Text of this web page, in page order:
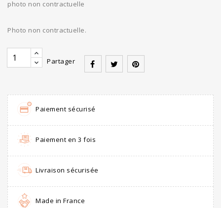
photo non contractuelle
Photo non contractuelle.
Partager
Paiement sécurisé
Paiement en 3 fois
Livraison sécurisée
Made in France